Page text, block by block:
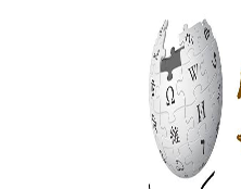
في جروح الرأس. ويعود
والفلسفة.
يتكون في البحر ويتركب
أحمر أو شديد الحمرة وهو